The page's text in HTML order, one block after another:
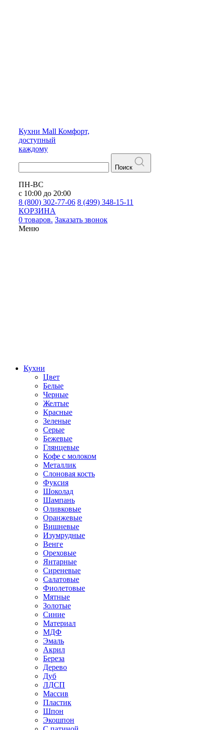
Кухни Mall Комфорт,
доступный
каждому
Поиск
ПН-ВС
с 10:00 до 20:00
8 (800) 302-77-06 8 (499) 348-15-11
КОРЗИНА
0 товаров. Заказать звонок
Меню
Кухни
Цвет
Белые
Черные
Желтые
Красные
Зеленые
Серые
Бежевые
Глянцевые
Кофе с молоком
Металлик
Слоновая кость
Фуксия
Шоколад
Шампань
Оливковые
Оранжевые
Вишневые
Изумрудные
Венге
Ореховые
Янтарные
Сиреневые
Салатовые
Фиолетовые
Мятные
Золотые
Синие
Материал
МДФ
Эмаль
Акрил
Береза
Дерево
Дуб
ЛДСП
Массив
Пластик
Шпон
Экошпон